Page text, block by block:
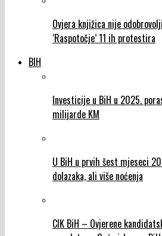
Ovjera knjižica nije
‘Raspotočje’ 11 ih protestira
BIH
Investicije u BiH u 2025.
milijarde KM
U BiH u prvih šest mjeseci
dolazaka, ali više noćenja
CIK BiH – Ovjerene